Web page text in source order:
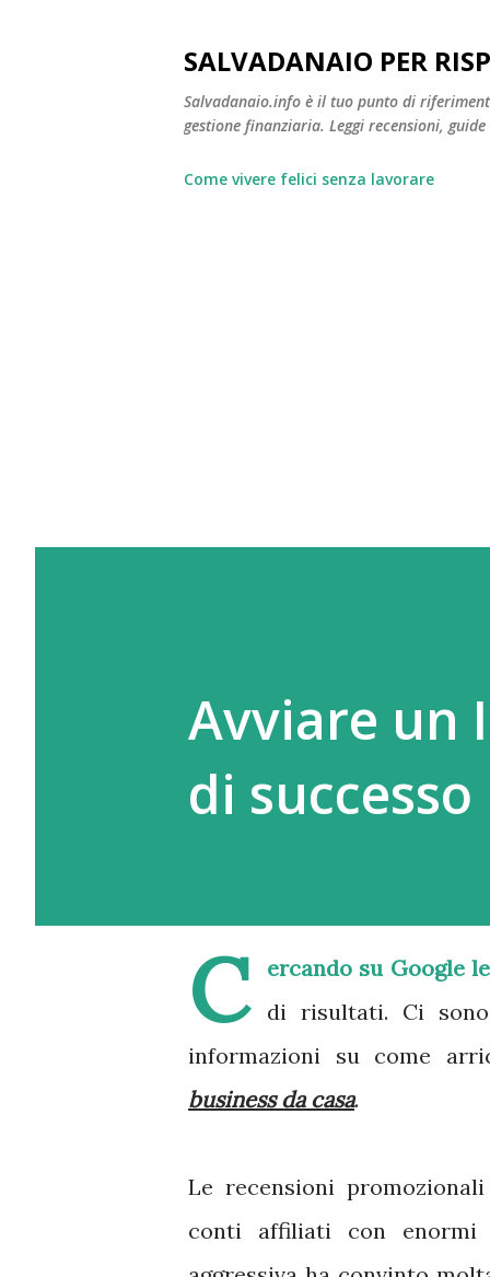
SALVADANAIO PER
Salvadanaio.info è il tuo punto di
gestione finanziaria. Leggi recensioni,
Come vivere felici senza lavorare
Avviare un
di successo
C
ercando su Google
di risultati. Ci
informazioni su come
business da casa.
Le recensioni
conti affiliati con enormi